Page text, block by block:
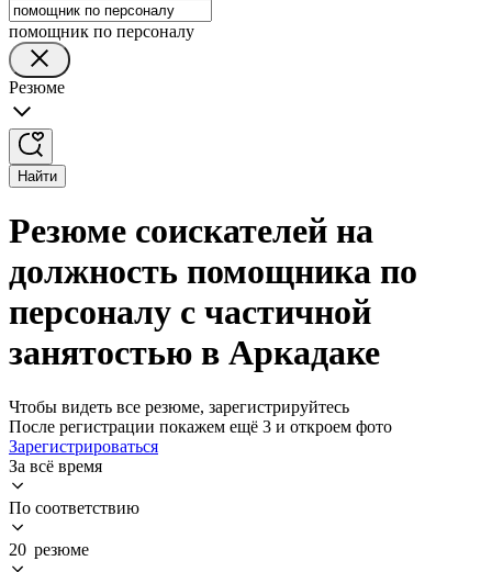
помощник по персоналу
Резюме
Найти
Резюме соискателей на
должность помощника по
персоналу с частичной
занятостью в Аркадаке
Чтобы видеть все резюме, зарегистрируйтесь
После регистрации покажем ещё 3 и откроем фото
Зарегистрироваться
За всё время
По соответствию
20 резюме